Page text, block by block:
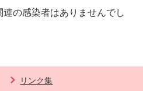
の感染者はありませんでし
リンク集